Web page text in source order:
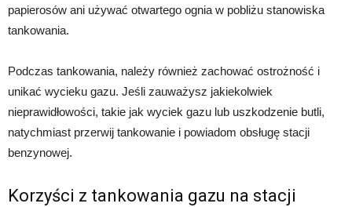
papierosów ani używać otwartego ognia w pobliżu stanowiska
tankowania.
Podczas tankowania, należy również zachować ostrożność i
unikać wycieku gazu. Jeśli zauważysz jakiekolwiek
nieprawidłowości, takie jak wyciek gazu lub uszkodzenie butli,
natychmiast przerwij tankowanie i powiadom obsługę stacji
benzynowej.
Korzyści z tankowania gazu na stacji